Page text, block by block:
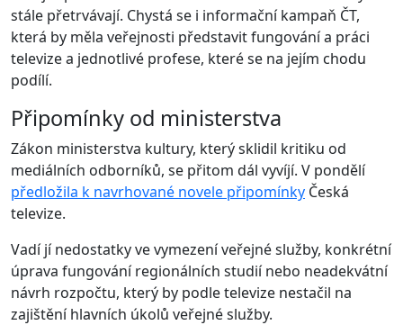
stále přetrvávají. Chystá se i informační kampaň ČT,
která by měla veřejnosti představit fungování a práci
televize a jednotlivé profese, které se na jejím chodu
podílí.
Připomínky od ministerstva
Zákon ministerstva kultury, který sklidil kritiku od
mediálních odborníků, se přitom dál vyvíjí. V pondělí
předložila k navrhované novele připomínky Česká
televize.
Vadí jí nedostatky ve vymezení veřejné služby, konkrétní
úprava fungování regionálních studií nebo neadekvátní
návrh rozpočtu, který by podle televize nestačil na
zajištění hlavních úkolů veřejné služby.